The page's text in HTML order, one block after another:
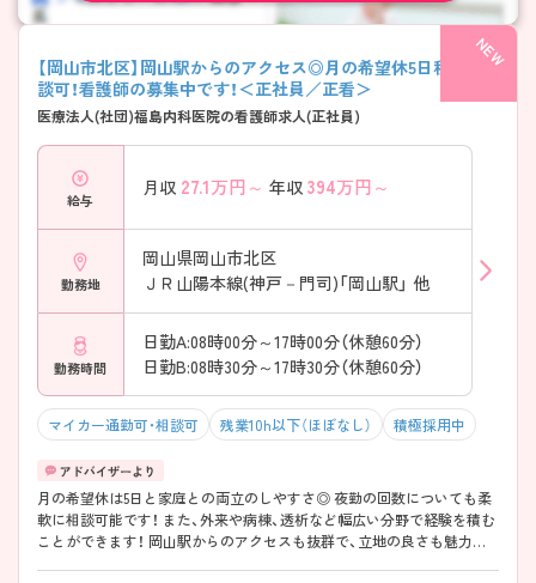
【岡山市北区】岡山駅からのアクセス◎月の希望休5日程度相
談可！看護師の募集中です！＜正社員／正看＞
医療法人(社団)福島内科医院の看護師求人(正社員)
給与
月収 27.1万円～ 年収 394万円～
勤務地
岡山県岡山市北区
ＪＲ山陽本線(神戸－門司)「岡山駅」 他
勤務時間
日勤A:08時00分～17時00分（休憩60分）
日勤B:08時30分～17時30分（休憩60分）
マイカー通勤可・相談可 残業10h以下（ほぼなし） 積極採用中
月の希望休は5日と家庭との両立のしやすさ◎ 夜勤の回数についても柔
軟に相談可能です！ また、外来や病棟、透析など幅広い分野で経験を積む
ことができます！ 岡山駅からのアクセスも抜群で、立地の良さも魅力の